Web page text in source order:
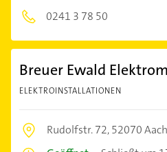
0241 3 78 50
Breuer Ewald
ELEKTROINSTALLATIONEN
Rudolfstr. 72,52070